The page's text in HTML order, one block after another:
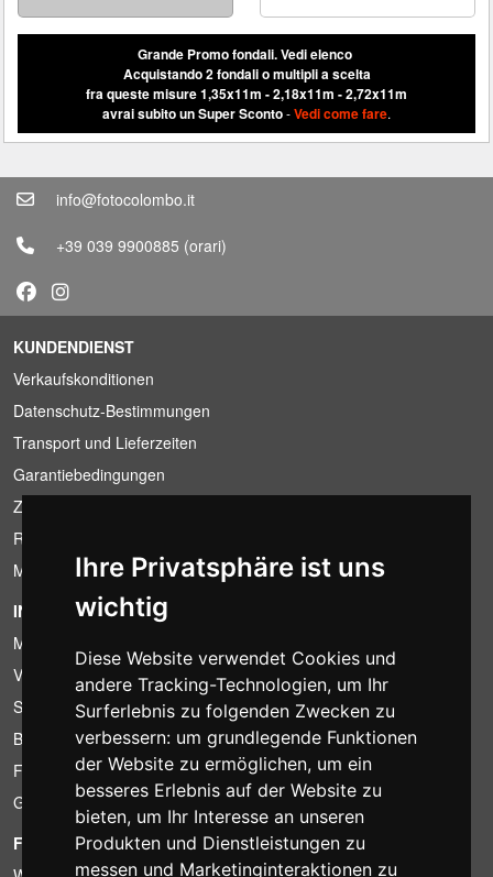
Ihre Privatsphäre ist uns
wichtig
Diese Website verwendet Cookies und
andere Tracking-Technologien, um Ihr
Surferlebnis zu folgenden Zwecken zu
verbessern: um grundlegende Funktionen
der Website zu ermöglichen, um ein
besseres Erlebnis auf der Website zu
bieten, um Ihr Interesse an unseren
Produkten und Dienstleistungen zu
messen und Marketinginteraktionen zu
Grande Promo fondali.Vedi elenco
Acquistando 2 fondali o multipli a scelta
fra queste misure 1,35x11m - 2,18x11m - 2,72x11m
avrai subito un Super Sconto-Vedi come fare.
info@fotocolombo.it
+39 039 9900885 (orari)
KUNDENDIENST
Verkaufskonditionen
Datenschutz-Bestimmungen
Transport und Lieferzeiten
Garantiebedingungen
Zahlungsbedingungen
Ruecktrittsrecht
MwSt-Bedingungen
INFORMATION
Mietbedingungen
Verkaufsangebote
Sparpakete
Billiger gefunden?
Finanzierung
Gebrauchtartikel
FOTOCOLOMBO.IT